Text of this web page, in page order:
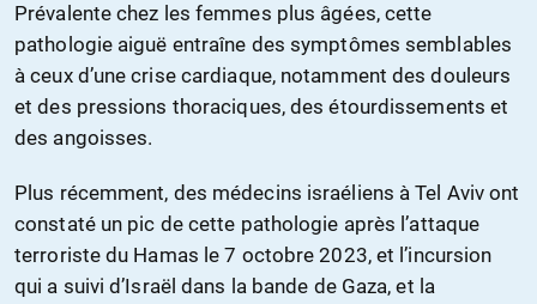
Prévalente chez les femmes plus âgées, cette
pathologie aiguë entraîne des symptômes semblables
à ceux d’une crise cardiaque, notamment des douleurs
et des pressions thoraciques, des étourdissements et
des angoisses.
Plus récemment, des médecins israéliens à Tel Aviv ont
constaté un pic de cette pathologie après l’attaque
terroriste du Hamas le 7 octobre 2023, et l’incursion
qui a suivi d’Israël dans la bande de Gaza, et la